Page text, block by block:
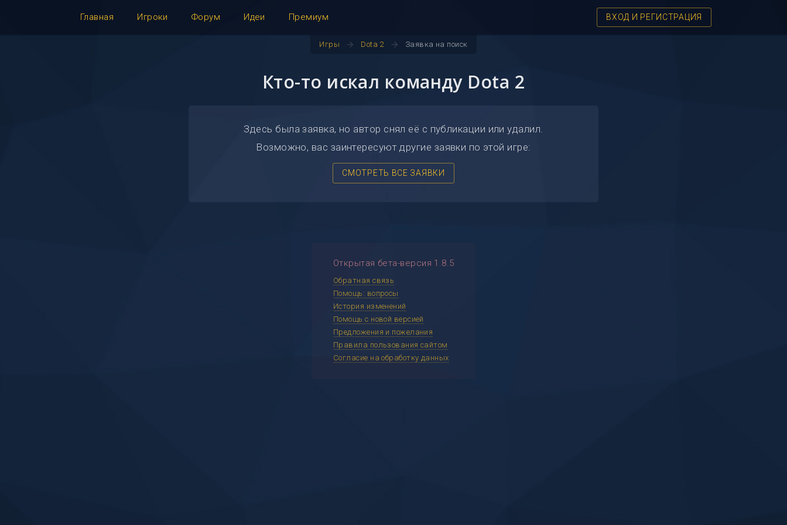
Главная Игроки Форум Идеи Премиум ВХОД И РЕГИСТРАЦИЯ
Игры arrow_forward Dota 2 arrow_forward Заявка на поиск
Кто-то искал команду Dota 2
Здесь была заявка, но автор снял её с публикации или удалил.
Возможно, вас заинтересуют другие заявки по этой игре:
СМОТРЕТЬ ВСЕ ЗАЯВКИ
Открытая бета-версия 1.8.5
Обратная связь
Помощь: вопросы
История изменений
Помощь с новой версией
Предложения и пожелания
Правила пользования сайтом
Согласие на обработку данных